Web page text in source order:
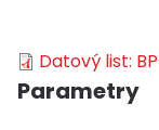
Datový list:
Parametry